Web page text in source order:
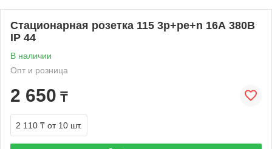
Стационарная розетка 115 3р+ре+n 16А 380В
IP 44
В наличии
Опт и розница
2 650 ₸
2 110 ₸ от 10 шт.